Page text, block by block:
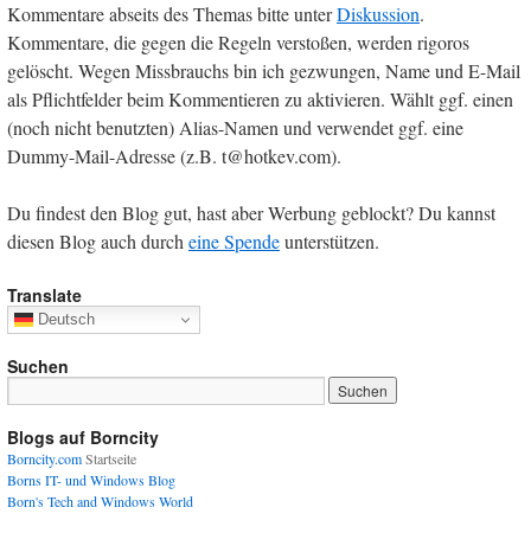
Kommentare abseits des Themas bitte unterDiskussion.
Kommentare, die gegen die Regeln verstoßen, werden rigoros
gelöscht. Wegen Missbrauchs bin ich gezwungen, Name und E-Mail
als Pflichtfelder beim Kommentieren zu aktivieren. Wählt ggf. einen
(noch nicht benutzten) Alias-Namen und verwendet ggf. eine
Dummy-Mail-Adresse (z.B. t@hotkev.com).
Du findest den Blog gut, hast aber Werbung geblockt? Du kannst
diesen Blog auch durcheine Spendeunterstützen.
Translate
Deutsch
Suchen
Blogs auf Borncity
Borncity.comStartseite
Borns IT- und Windows Blog
Born's Tech and Windows World